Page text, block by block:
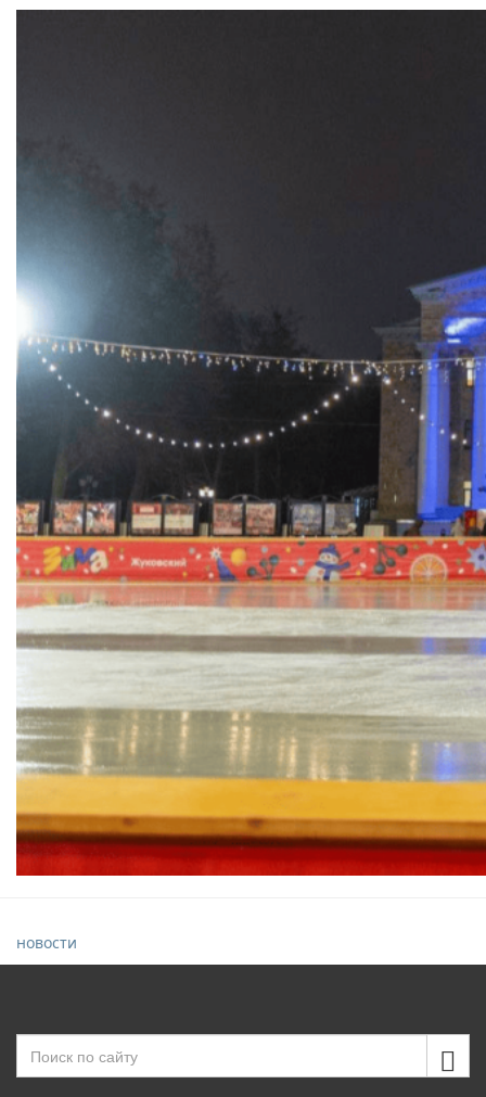
новости